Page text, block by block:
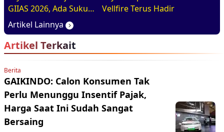
GIIAS 2026, Ada Suku
Cadang Murahnya
Vellfire Terus Hadir
Artikel Lainnya
Artikel Terkait
Berita
GAIKINDO: Calon Konsumen Tak
Perlu Menunggu Insentif Pajak,
Harga Saat Ini Sudah Sangat
Bersaing